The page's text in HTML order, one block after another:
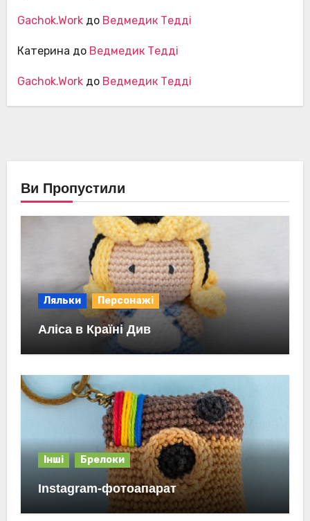
Gachok.Workдо Ведмедик Тедді
Катерина до Ведмедик Тедді
Gachok.Workдо Ведмедик Тедді
Ви Пропустили
Ляльки Персонажі
Аліса в Країні Див
Інші Брелоки
Instagram-фотоапарат